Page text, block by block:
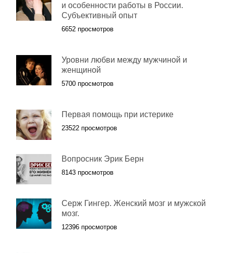
и особенности работы в России.
Субъективный опыт
6652 просмотров
Уровни любви между мужчиной и
женщиной
5700 просмотров
Первая помощь при истерике
23522 просмотров
Вопросник Эрик Берн
8143 просмотров
Серж Гингер. Женский мозг и мужской
мозг.
12396 просмотров